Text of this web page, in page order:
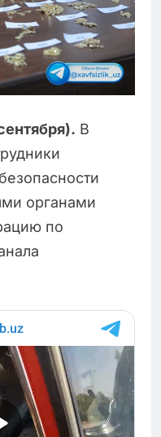
В
органами
по